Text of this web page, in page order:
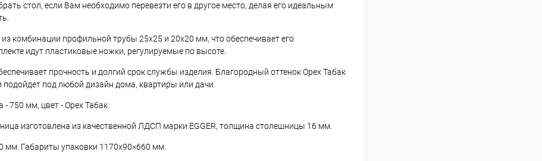
стол, если Вам необходимо перевезти его в другое место, делая его идеальным
комбинации профильной трубы 25х25 и 20х20 мм, что обеспечивает его
идут пластиковые ножки, регулируемые по высоте.
прочность и долгий срок службы изделия. Благородный оттенок Орех Табак
под любой дизайн дома, квартиры или дачи.
750 мм, цвет - Орех Табак.
изготовлена из качественной ЛДСП марки EGGER, толщина столешницы 16 мм.
мм. Габариты упаковки 1170х90×660 мм.